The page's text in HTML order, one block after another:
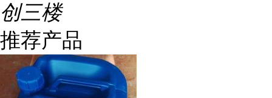
创三楼
推荐产品